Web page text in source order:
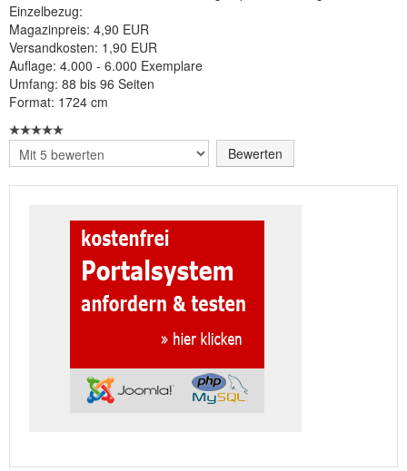
Einzelbezug:
Magazinpreis: 4,90 EUR
Versandkosten: 1,90 EUR
Auflage: 4.000 - 6.000 Exemplare
Umfang: 88 bis 96 Seiten
Format: 1724 cm
Bitte
bewerten